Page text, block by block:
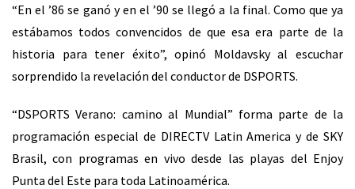
“En el ’86 se ganó y en el ’90 se llegó a la final. Como que ya
estábamos todos convencidos de que esa era parte de la
historia para tener éxito”, opinó Moldavsky al escuchar
sorprendido la revelación del conductor de DSPORTS.
“DSPORTS Verano: camino al Mundial” forma parte de la
programación especial de DIRECTV Latin America y de SKY
Brasil, con programas en vivo desde las playas del Enjoy
Punta del Este para toda Latinoamérica.